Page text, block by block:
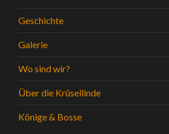
Geschichte
Galerie
Wo sind wir?
Über die Krüsellinde
Könige & Bosse